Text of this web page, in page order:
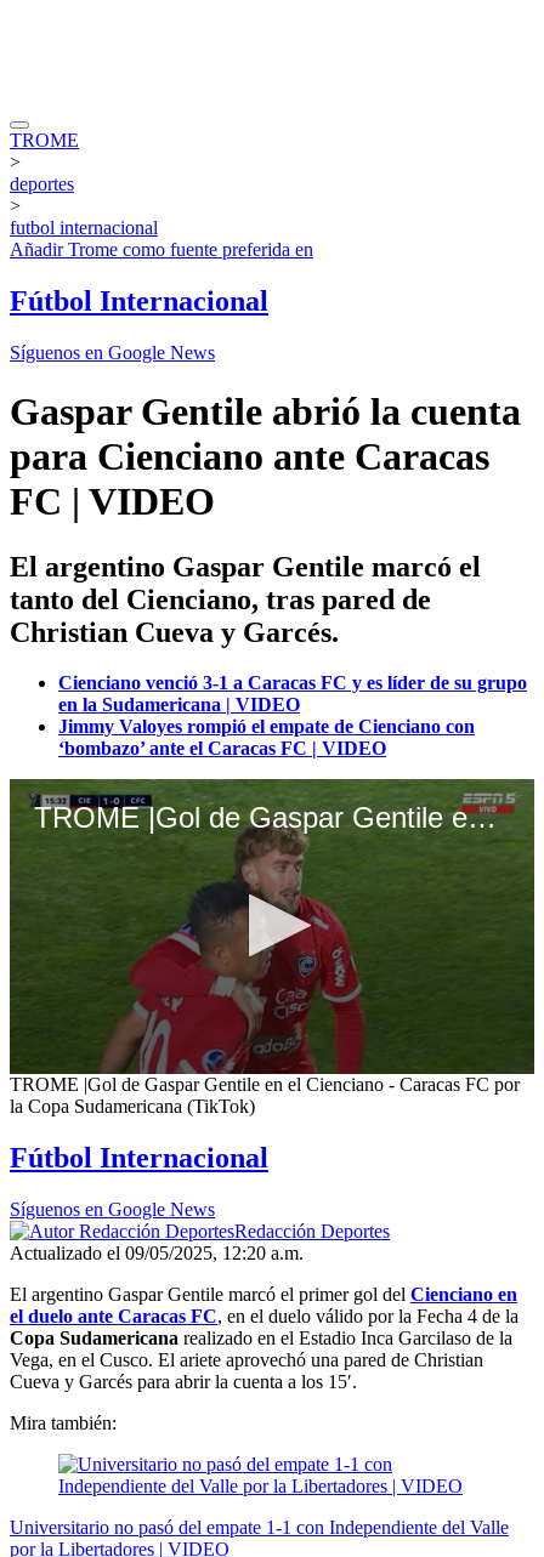
TROME
>
deportes
>
futbol internacional
AñadirTrome como fuente preferida en
Fútbol Internacional
Síguenos en Google News
Gaspar Gentile abrió la cuenta
para Cienciano ante Caracas
FC | VIDEO
El argentino Gaspar Gentile marcó el
tanto del Cienciano, tras pared de
Christian Cueva y Garcés.
Cienciano venció 3-1 a Caracas FC y es líder de su grupo
en la Sudamericana | VIDEO
Jimmy Valoyes rompió el empate de Cienciano con
‘bombazo’ ante el Caracas FC | VIDEO
TROME |Gol de Gaspar Gentile en el Cienciano - Caracas FC por la Copa Sudamericana (TikTok)
0
seconds
seconds
TROME |Gol de Gaspar Gentile en el Cienciano - Caracas FC por
la Copa Sudamericana (TikTok)
Fútbol Internacional
Síguenos en Google News
Redacción Deportes
Actualizado el 09/05/2025, 12:20 a.m.
El argentino Gaspar Gentile marcó el primer gol del Cienciano en
el duelo ante Caracas FC, en el duelo válido por la Fecha 4 de la
Copa Sudamericana realizado en el Estadio Inca Garcilaso de la
Vega, en el Cusco. El ariete aprovechó una pared de Christian
Cueva y Garcés para abrir la cuenta a los 15′.
Mira también:
Universitario no pasó del empate 1-1 con Independiente del Valle
por la Libertadores | VIDEO